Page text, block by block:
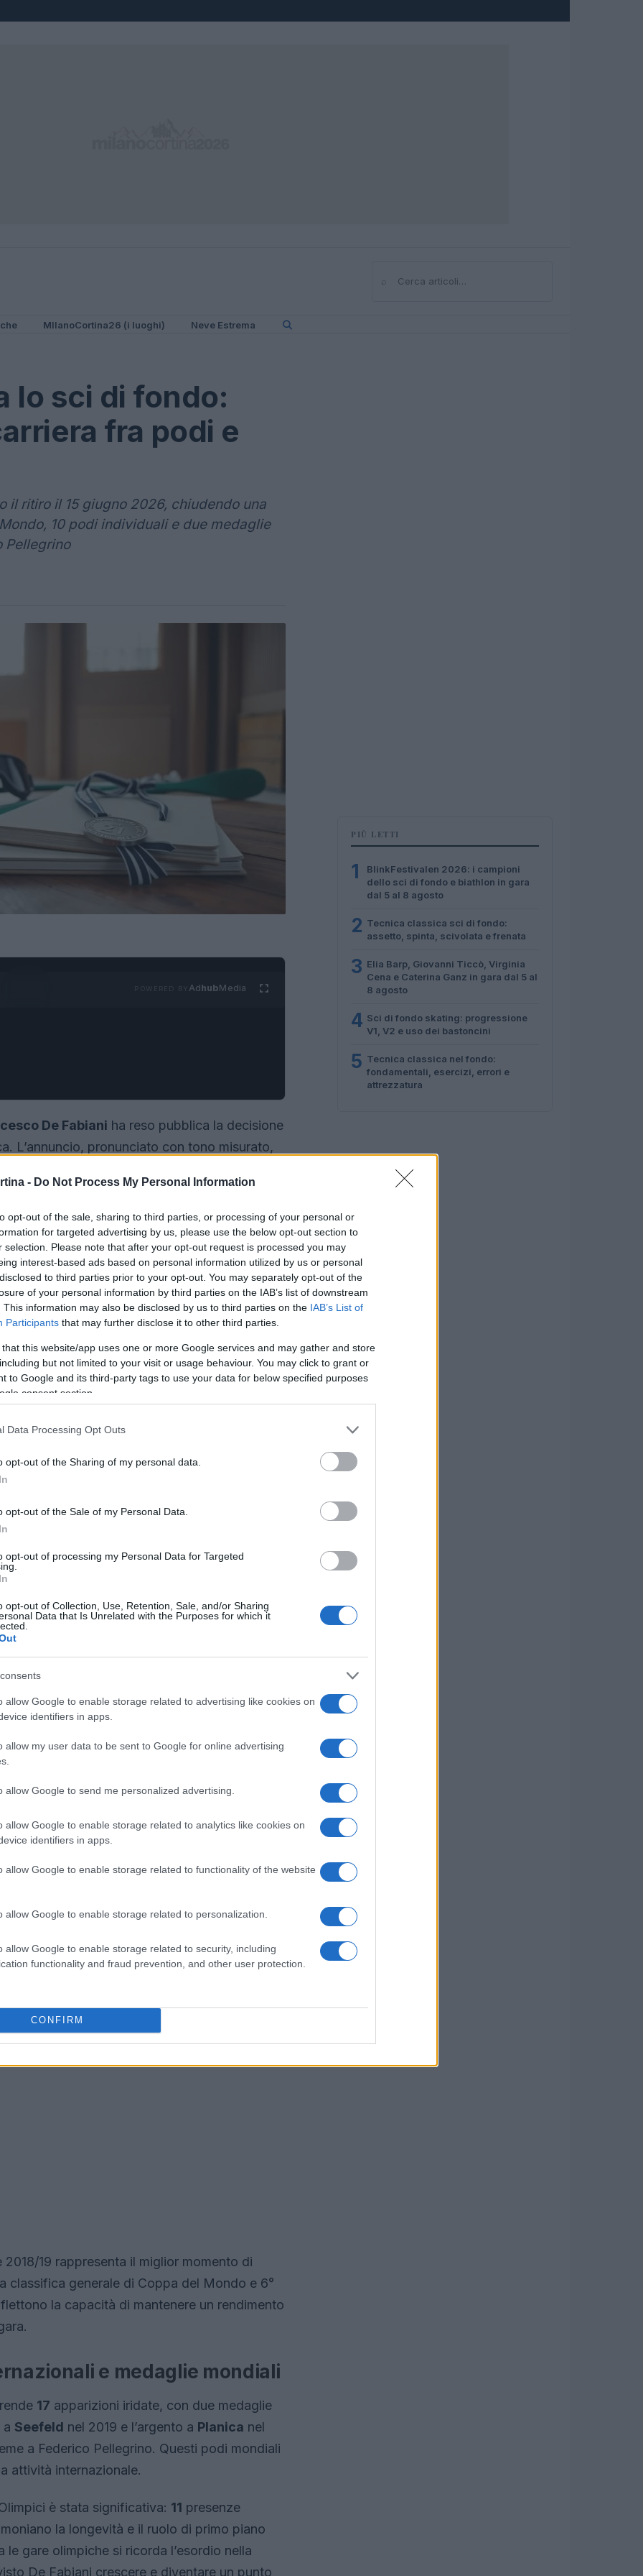
- Do Not Process My Personal Information
opt-out of the sale, sharing to third parties, or processing of your personal or
for targeted advertising by us, please use the below opt-out section to
selection. Please note that after your opt-out request is processed you may
interest-based ads based on personal information utilized by us or personal
to third parties prior to your opt-out. You may separately opt-out of the
of your personal information by third parties on the IAB’s list of downstream
This information may also be disclosed by us to third parties on the IAB’s List of
Participants that may further disclose it to other third parties.
that this website/app uses one or more Google services and may gather and store
but not limited to your visit or usage behaviour. You may click to grant or
to Google and its third-party tags to use your data for below specified purposes
consent section.
Data Processing Opt Outs
opt-out of the Sharing of my personal data.
opt-out of the Sale of my Personal Data.
opt-out of processing my Personal Data for Targeted
opt-out of Collection, Use, Retention, Sale, and/or Sharing
Data that Is Unrelated with the Purposes for which it
allow Google to enable storage related to advertising like cookies on
identifiers in apps.
allow my user data to be sent to Google for online advertising
allow Google to send me personalized advertising.
allow Google to enable storage related to analytics like cookies on
identifiers in apps.
allow Google to enable storage related to functionality of the website
allow Google to enable storage related to personalization.
allow Google to enable storage related to security, including
functionality and fraud prevention, and other user protection.
CONFIRM
⌕Cerca
MIlanoCortina26 (i luoghi) Neve Estrema
lo sci di fondo:
fra podi e
il ritiro il 15 giugno 2026, chiudendo una
10 podi individuali e due medaglie
Pellegrino
AdhubMedia
De Fabiani ha reso pubblica la decisione
L’annuncio, pronunciato con tono misurato,
il valdostano emergere tra i protagonisti
Stagioni durissimeha detto, e «l’epilogo
e la consapevolezza di chi chiude un
spinta interna: «Questo è il momento
«Desideravo un finale glorioso sulla neve,
Ho stretto i denti, ho cercato le forze
della motivazione si è esaurita». Con
della sua decisione e il bilancio affettivo
carriera
concreti e di presenza costante ai massimi
del Mondo con un totale di 10 podi
spicca quella giovanile a
in classico, che segnò la definitiva
nella
vittoria instaffettaaDobbiaconel 2026.
l’Italia stabilmente tra le nazioni di
19 rappresenta il miglior momento di
classifica generale di Coppa del Mondo e 6°
la capacità di mantenere un rendimento
e medaglie mondiali
17 apparizioni iridate, con due medaglie
a Seefeld nel 2019 e l’argento a Planica nel
a Federico Pellegrino. Questi podi mondiali
attività internazionale.
è stata significativa: 11 presenze
la longevità e il ruolo di primo piano
gare olimpiche si ricorda l’esordio nella
De Fabiani crescere e diventare un punto
PIÙ LETTI
1
BlinkFestivalen 2026: i campioni
dello sci di fondo e biathlon in gara
dal 5 al 8 agosto
2 Tecnica classica sci di fondo:
assetto, spinta, scivolata e frenata
3 Elia Barp, Giovanni Ticcò, Virginia
Cena e Caterina Ganz in gara dal 5 al
8 agosto
4 Sci di fondo skating: progressione
V1, V2 e uso dei bastoncini
5 Tecnica classica nel fondo:
fondamentali, esercizi, errori e
attrezzatura